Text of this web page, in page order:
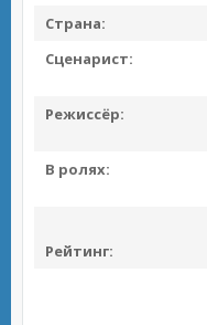
Страна:
Сценарист:
Режиссёр:
В ролях:
Рейтинг: